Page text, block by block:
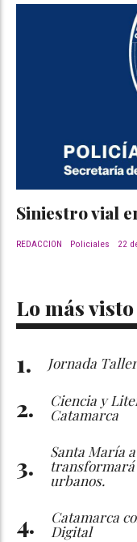
Siniestro vial
REDACCION Policiales 22
Lo más visto
Jornada
Ciencia y
Catamarca
Santa María
transformará
urbanos.
Catamarca
Digital